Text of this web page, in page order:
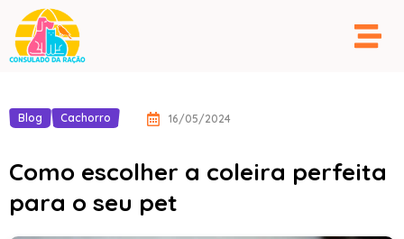
Blog Cachorro 16/05/2024
Como escolher a coleira perfeita
para o seu pet